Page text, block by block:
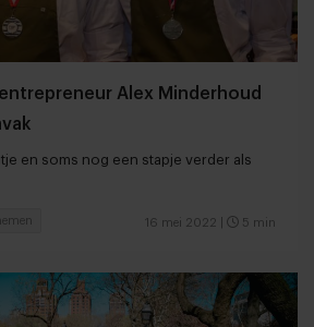
Alex Minderhoud
en soms nog een stapje verder als
16 mei 2022 5 min